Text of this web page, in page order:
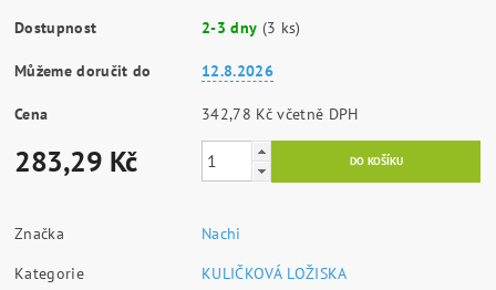
Dostupnost 2-3 dny (3 ks)
Můžeme doručit do 12.8.2026
Cena 342,78 Kč včetně DPH
283,29 Kč
Značka
Nachi
Kategorie
KULIČKOVÁ LOŽISKA